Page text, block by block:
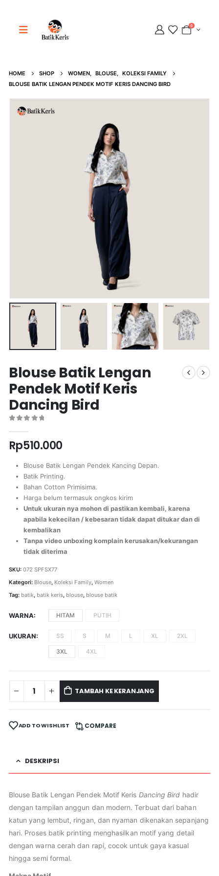
0
HOME SHOP WOMEN, BLOUSE, KOLEKSI FAMILY
BLOUSE BATIK LENGAN PENDEK MOTIF KERIS DANCING BIRD
Blouse Batik Lengan
Pendek Motif Keris
Dancing Bird
Rp510.000
Blouse Batik Lengan Pendek Kancing Depan.
Batik Printing.
Bahan Cotton Primisima.
Harga belum termasuk ongkos kirim
Untuk ukuran nya mohon di pastikan kembali, karena
apabila kekecilan / kebesaran tidak dapat ditukar dan di
kembalikan
Tanpa video unboxing komplain kerusakan/kekurangan
tidak diterima
SKU: 072 SPFSX77
Kategori: Blouse, Koleksi Family, Women
Tag: batik, batik keris, blouse, blouse batik
WARNA HITAM PUTIH
UKURAN SS S M L XL 2XL
3XL 4XL
TAMBAH KE KERANJANG
ADD TO WISHLIST COMPARE
DESKRIPSI
Blouse Batik Lengan Pendek Motif Keris Dancing Bird hadir
dengan tampilan anggun dan modern. Terbuat dari bahan
katun yang lembut, ringan, dan nyaman dikenakan sepanjang
hari. Proses batik printing menghasilkan motif yang detail
dengan warna cerah dan rapi, cocok untuk gaya kasual
hingga semi formal.
Adipati
Online